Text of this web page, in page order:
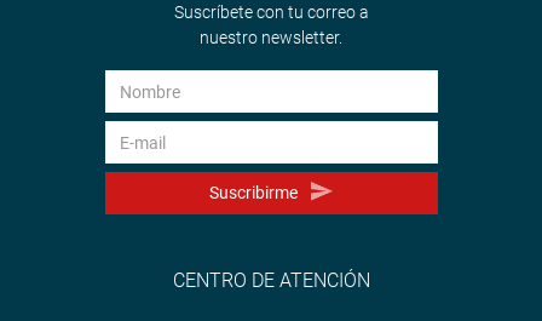
Suscríbete con tu correo a
nuestro newsletter.
Suscribirme
CENTRO DE ATENCIÓN